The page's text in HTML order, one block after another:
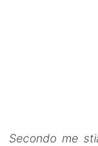
Secondo me